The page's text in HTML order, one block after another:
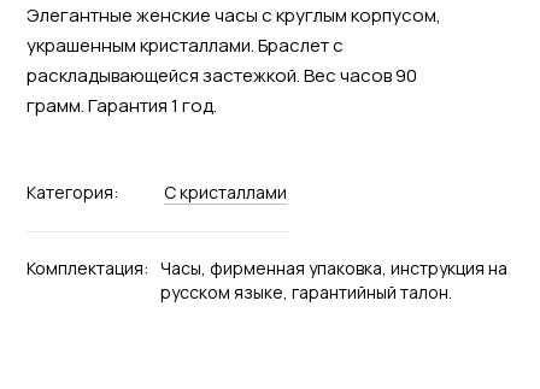
Элегантные женские часы с круглым корпусом,
украшенным кристаллами. Браслет с
раскладывающейся застежкой. Вес часов 90
грамм. Гарантия 1 год.
Категория: С кристаллами
Комплектация: Часы, фирменная упаковка, инструкция на
русском языке, гарантийный талон.